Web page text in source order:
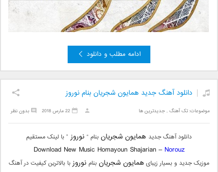
ادامه مطلب و دانلود
دانلود آهنگ جدید همایون شجریان بنام نوروز
موضوعات:تک آهنگ ,جدیدترین ها بدون نظر 22 مارس 2018
دانلود آهنگ جدید همایون شجریانبنام “ نوروز ” با لینک مستقیم
Download New Music Homayoun Shajarian – Norouz
موزیک جدید و بسیار زیبایهمایون شجریانبنام نوروزبا بالاترین کیفیت در آهنگ